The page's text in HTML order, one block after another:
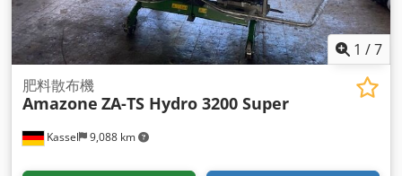
1 /7
Kassel 9,088 km
肥料散布機
Amazone ZA-TS Hydro 3200 Super